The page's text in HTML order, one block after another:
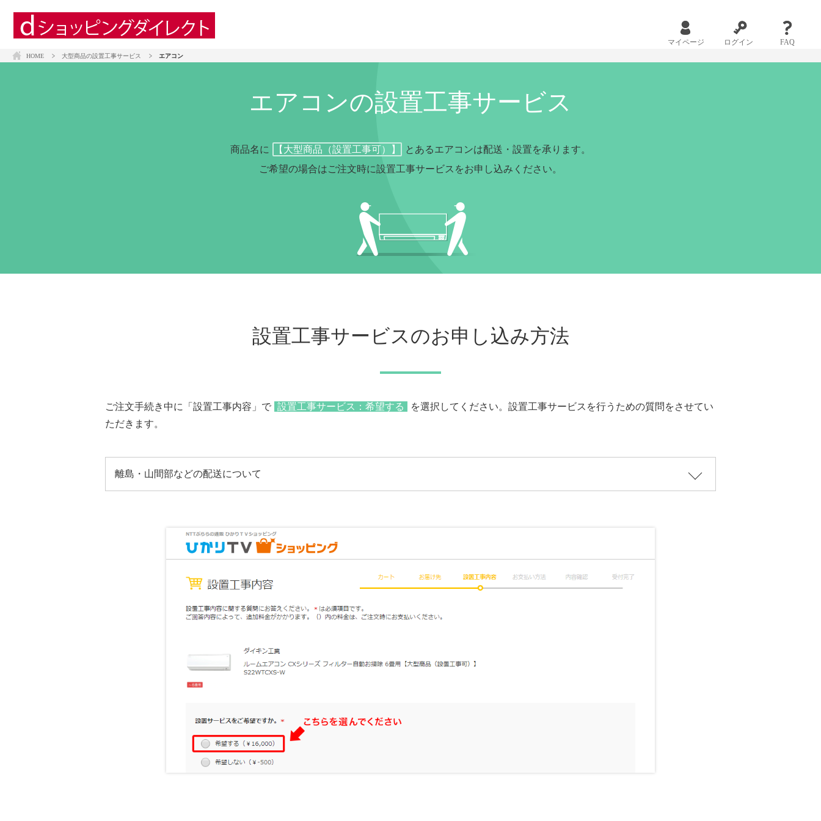
マイページ ログイン FAQ
HOME 大型商品の設置工事サービス エアコン
エアコンの設置工事サービス
商品名に 【大型商品（設置工事可）】
とあるエアコンは配送・設置を承ります。
ご希望の場合はご注文時に設置工事サービスをお申し込みください。
設置工事サービスのお申し込み方法
ご注文手続き中に「設置工事内容」で 設置工事サービス：希望する
を選択してください。設置工事サービスを行うための質問をさせてい
ただきます。
離島・山間部などの配送について